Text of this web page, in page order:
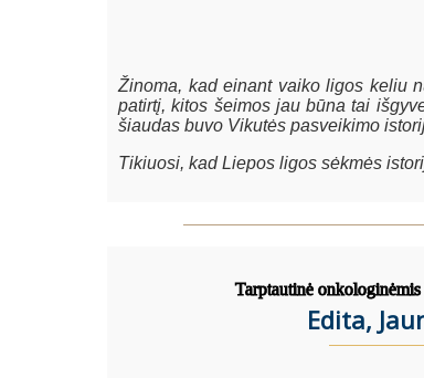
Žinoma, kad einant vaiko ligos keliu
patirtį, kitos šeimos jau būna tai
šiaudas buvo Vikutės pasveikimo
Tikiuosi, kad Liepos ligos sėkmės
Tarptautinė
Edita,